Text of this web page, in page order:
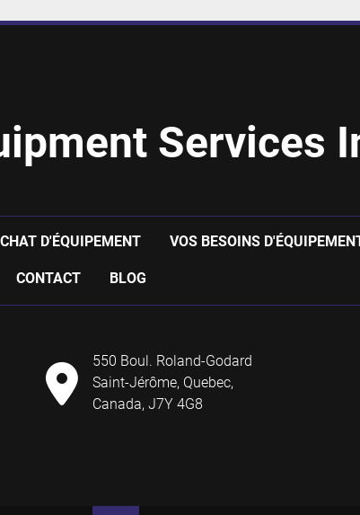
Services
D'ÉQUIPEMENT VOS BESOINS
CONTACT BLOG
550 Boul. Roland-Godard
Saint-Jérôme, Quebec,
Canada, J7Y 4G8